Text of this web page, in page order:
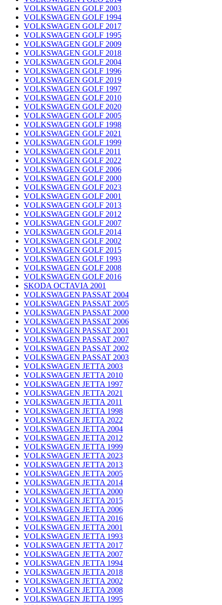
VOLKSWAGEN GOLF 2003
VOLKSWAGEN GOLF 1994
VOLKSWAGEN GOLF 2017
VOLKSWAGEN GOLF 1995
VOLKSWAGEN GOLF 2009
VOLKSWAGEN GOLF 2018
VOLKSWAGEN GOLF 2004
VOLKSWAGEN GOLF 1996
VOLKSWAGEN GOLF 2019
VOLKSWAGEN GOLF 1997
VOLKSWAGEN GOLF 2010
VOLKSWAGEN GOLF 2020
VOLKSWAGEN GOLF 2005
VOLKSWAGEN GOLF 1998
VOLKSWAGEN GOLF 2021
VOLKSWAGEN GOLF 1999
VOLKSWAGEN GOLF 2011
VOLKSWAGEN GOLF 2022
VOLKSWAGEN GOLF 2006
VOLKSWAGEN GOLF 2000
VOLKSWAGEN GOLF 2023
VOLKSWAGEN GOLF 2001
VOLKSWAGEN GOLF 2013
VOLKSWAGEN GOLF 2012
VOLKSWAGEN GOLF 2007
VOLKSWAGEN GOLF 2014
VOLKSWAGEN GOLF 2002
VOLKSWAGEN GOLF 2015
VOLKSWAGEN GOLF 1993
VOLKSWAGEN GOLF 2008
VOLKSWAGEN GOLF 2016
SKODA OCTAVIA 2001
VOLKSWAGEN PASSAT 2004
VOLKSWAGEN PASSAT 2005
VOLKSWAGEN PASSAT 2000
VOLKSWAGEN PASSAT 2006
VOLKSWAGEN PASSAT 2001
VOLKSWAGEN PASSAT 2007
VOLKSWAGEN PASSAT 2002
VOLKSWAGEN PASSAT 2003
VOLKSWAGEN JETTA 2003
VOLKSWAGEN JETTA 2010
VOLKSWAGEN JETTA 1997
VOLKSWAGEN JETTA 2021
VOLKSWAGEN JETTA 2011
VOLKSWAGEN JETTA 1998
VOLKSWAGEN JETTA 2022
VOLKSWAGEN JETTA 2004
VOLKSWAGEN JETTA 2012
VOLKSWAGEN JETTA 1999
VOLKSWAGEN JETTA 2023
VOLKSWAGEN JETTA 2013
VOLKSWAGEN JETTA 2005
VOLKSWAGEN JETTA 2014
VOLKSWAGEN JETTA 2000
VOLKSWAGEN JETTA 2015
VOLKSWAGEN JETTA 2006
VOLKSWAGEN JETTA 2016
VOLKSWAGEN JETTA 2001
VOLKSWAGEN JETTA 1993
VOLKSWAGEN JETTA 2017
VOLKSWAGEN JETTA 2007
VOLKSWAGEN JETTA 1994
VOLKSWAGEN JETTA 2018
VOLKSWAGEN JETTA 2002
VOLKSWAGEN JETTA 2008
VOLKSWAGEN JETTA 1995